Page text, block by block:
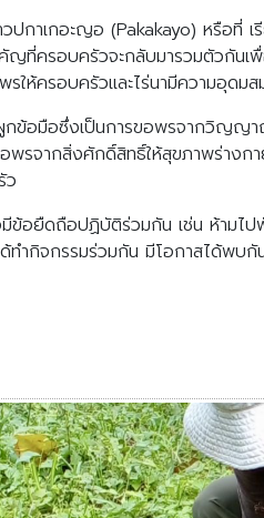
ปกาเกอะญอ (Pakakayo) หรือที่ เ
คัญที่ครอบครัวจะกลับมารวมตัวกั
รให้ครอบครัวและไร่นามีความอุ
อมือซึ่งเป็นการขอพรจากวิญญาณ
พรจากสิ่งศักดิ์สิทธิ์ให้สุขภาพร่าง
ว
ข้อยืดถือปฏิบัติร่วมกัน เช่น ห้ามไ
ทำกิจกรรมร่วมกัน มีโอกาสได้พ